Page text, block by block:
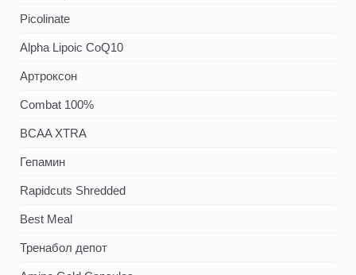
Picolinate
Alpha Lipoic CoQ10
Артроксон
Combat 100%
BCAA XTRA
Гепамин
Rapidcuts Shredded
Best Meal
Тренабол депот